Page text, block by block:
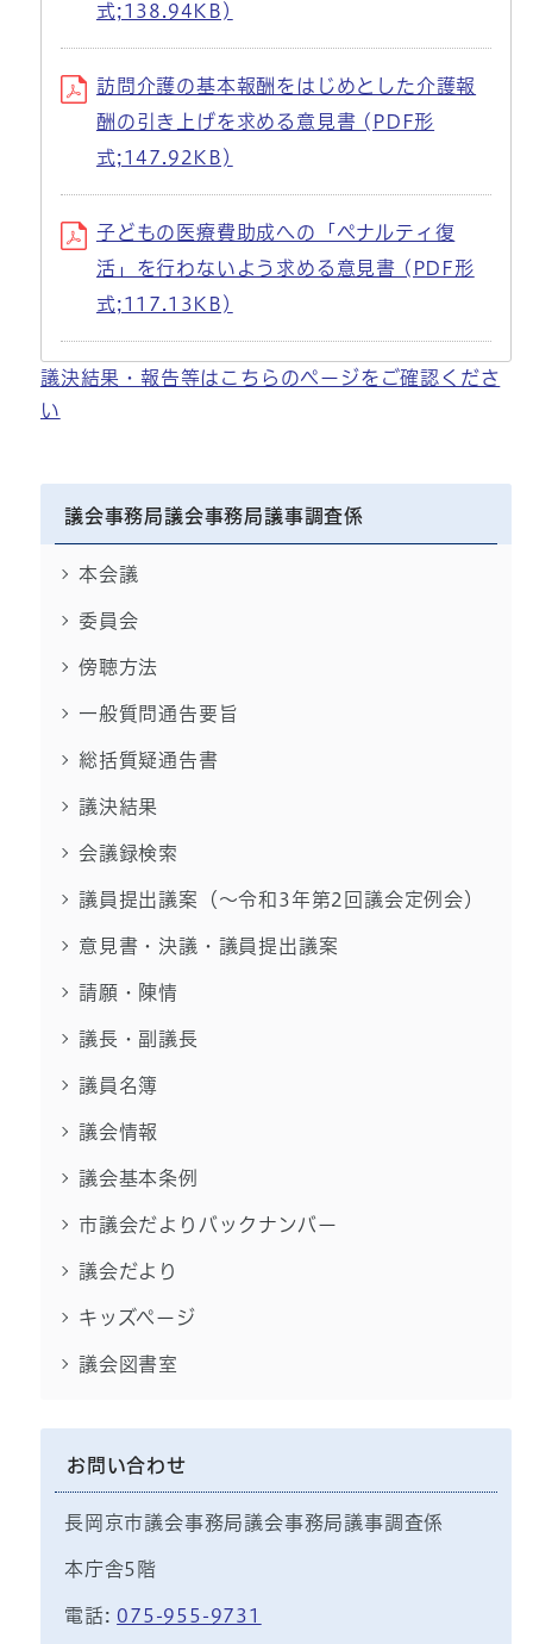
式;138.94KB)
訪問介護の基本報酬をはじめとした介護報
酬の引き上げを求める意見書 (PDF形
式;147.92KB)
子どもの医療費助成への「ペナルティ復
活」を行わないよう求める意見書 (PDF形
式;117.13KB)
議決結果・報告等はこちらのページをご確認くださ
い
議会事務局議会事務局議事調査係
本会議
委員会
傍聴方法
一般質問通告要旨
総括質疑通告書
議決結果
会議録検索
議員提出議案（～令和3年第2回議会定例会）
意見書・決議・議員提出議案
請願・陳情
議長・副議長
議員名簿
議会情報
議会基本条例
市議会だよりバックナンバー
議会だより
キッズページ
議会図書室
お問い合わせ
長岡京市議会事務局議会事務局議事調査係
本庁舎5階
電話: 075-955-9731